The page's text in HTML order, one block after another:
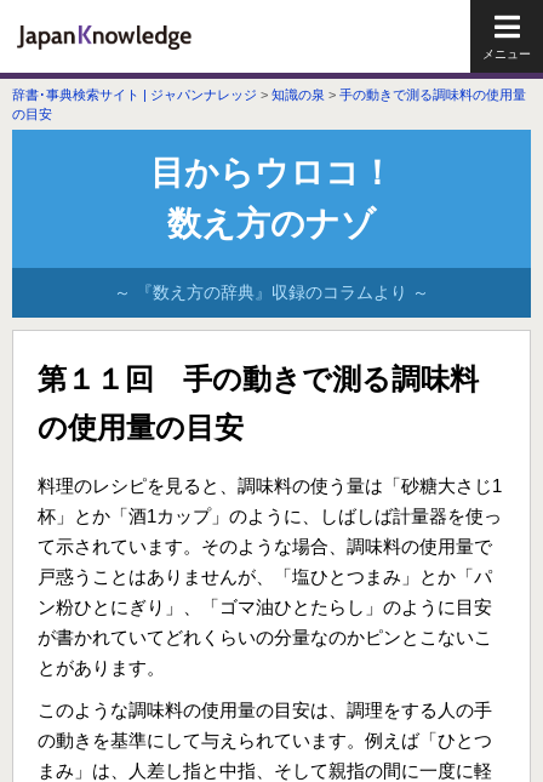
辞書･事典検索サイト | ジャパンナレッジ > 知識の泉 > 手の動きで測る調味料の使用量
の目安
目からウロコ！
数え方のナゾ
～ 『数え方の辞典』収録のコラムより ～
第１１回 手の動きで測る調味料
の使用量の目安
料理のレシピを見ると、調味料の使う量は「砂糖大さじ1
杯」とか「酒1カップ」のように、しばしば計量器を使っ
て示されています。そのような場合、調味料の使用量で
戸惑うことはありませんが、「塩ひとつまみ」とか「パ
ン粉ひとにぎり」、「ゴマ油ひとたらし」のように目安
が書かれていてどれくらいの分量なのかピンとこないこ
とがあります。
このような調味料の使用量の目安は、調理をする人の手
の動きを基準にして与えられています。例えば「ひとつ
まみ」は、人差し指と中指、そして親指の間に一度に軽